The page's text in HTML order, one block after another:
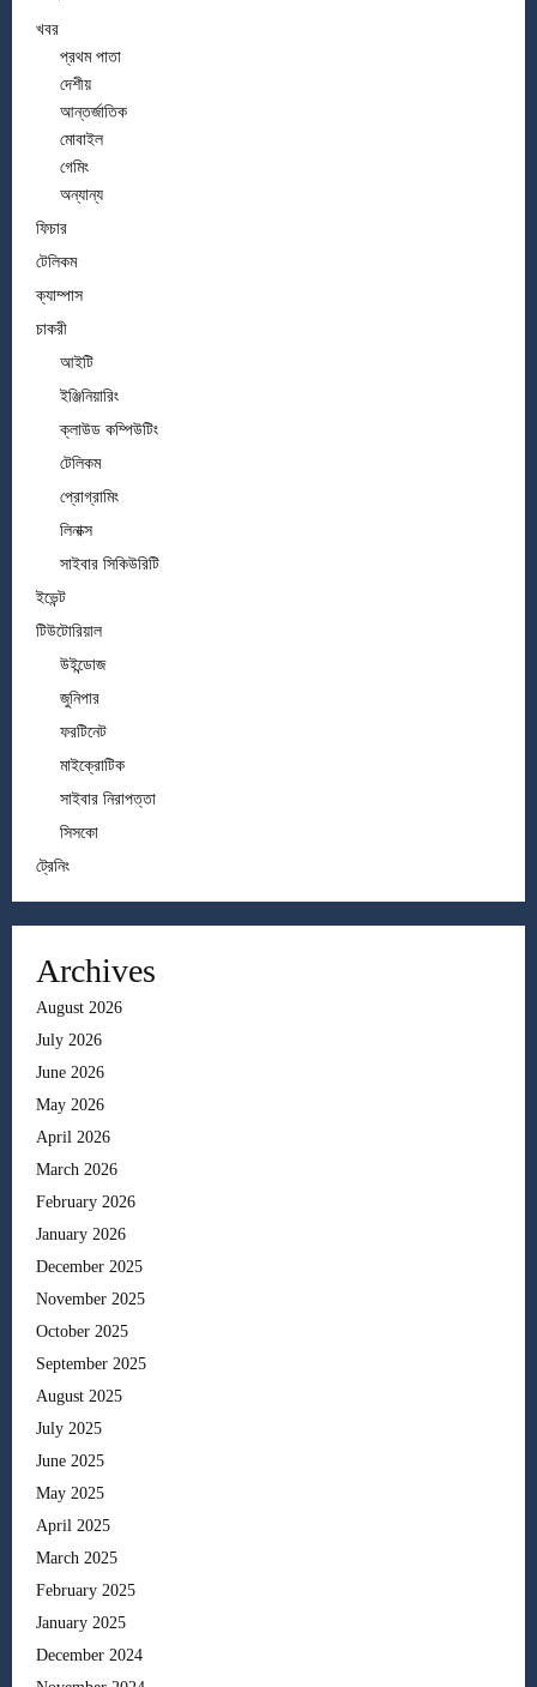
খবর
প্রথম পাতা
দেশীয়
আন্তর্জাতিক
মোবাইল
গেমিং
অন্যান্য
ফিচার
টেলিকম
ক্যাম্পাস
চাকরী
আইটি
ইঞ্জিনিয়ারিং
ক্লাউড কম্পিউটিং
টেলিকম
প্রোগ্রামিং
লিনাক্স
সাইবার সিকিউরিটি
ইভেন্ট
টিউটোরিয়াল
উইন্ডোজ
জুনিপার
ফরটিনেট
মাইক্রোটিক
সাইবার নিরাপত্তা
সিসকো
ট্রেনিং
Archives
August 2026
July 2026
June 2026
May 2026
April 2026
March 2026
February 2026
January 2026
December 2025
November 2025
October 2025
September 2025
August 2025
July 2025
June 2025
May 2025
April 2025
March 2025
February 2025
January 2025
December 2024